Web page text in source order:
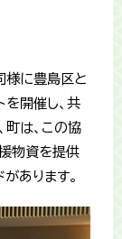
様に豊島区と
開催し、共
町は、この協
物資を提供
あります。